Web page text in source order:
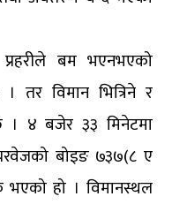
प्रहरीले बम भएनभएको
तर विमान भित्रिने र
। ४ बजेर ३३ मिनेटमा
बोइङ ७३७(८ ए
हो । विमानस्थल